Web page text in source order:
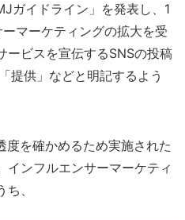
ガイドライン」を発表し、1
マーケティングの拡大を受
ービスを宣伝するSNSの投稿
提供」などと明記するよう
を確かめるため実施された
インフルエンサーマーケティ
、